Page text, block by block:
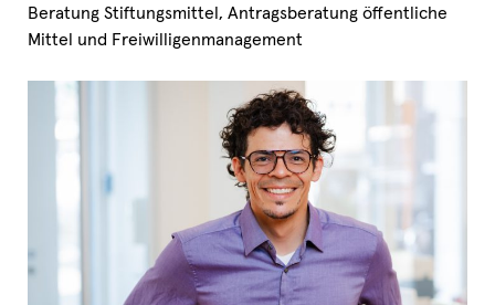
Beratung Stiftungsmittel, Antragsberatung öffentliche
Mittel
und Freiwilligenmanagement